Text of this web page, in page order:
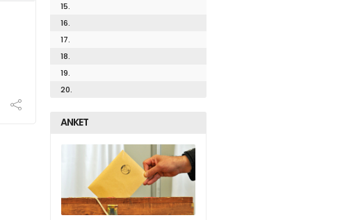
15.
16.
17.
18.
19.
20.
ANKET